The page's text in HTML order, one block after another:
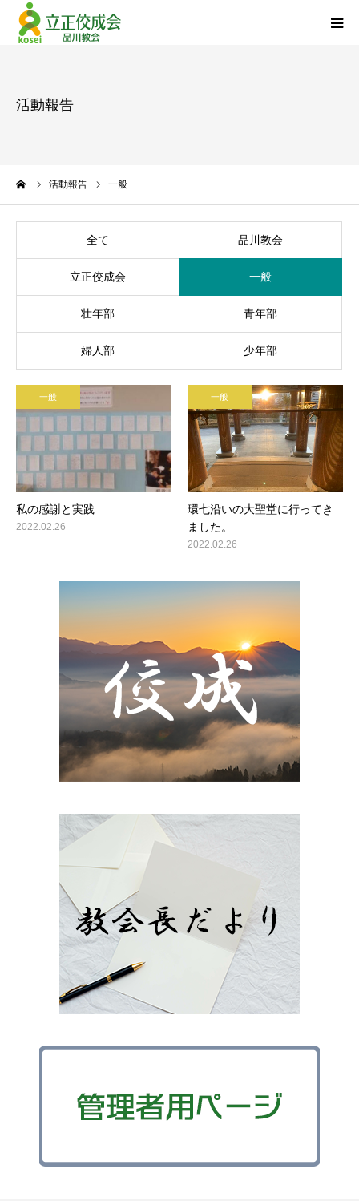
活動報告
活動報告 一般
全て 品川教会
立正佼成会 一般
壮年部 青年部
婦人部 少年部
一般
私の感謝と実践
2022.02.26
一般
環七沿いの大聖堂に行ってき
ました。
2022.02.26
『退任のご挨拶』
立正佼成会について
個人情報について